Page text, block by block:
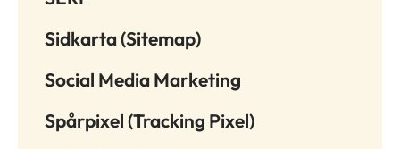
Sidkarta (Sitemap)
Social Media Marketing
Spårpixel (Tracking Pixel)